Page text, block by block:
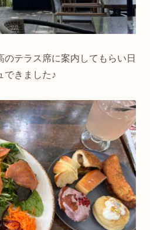
テラス席に案内してもらい日
できました♪